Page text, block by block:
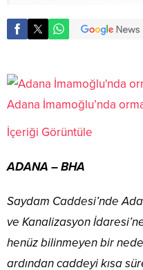
Adana İmamoğlu’nda
İçeriği Görüntüle
ADANA – BHA
Saydam Caddesi’nde
ve Kanalizasyon
henüz bilinmeyen bir
ardından caddeyi kısa